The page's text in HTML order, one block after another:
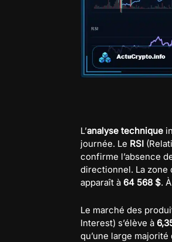
L’analyse technique
journée. Le RSI
confirme l’absence
directionnel. La
apparaît à 64 568 $.
Le marché des
Interest) s’élève à
qu’une large